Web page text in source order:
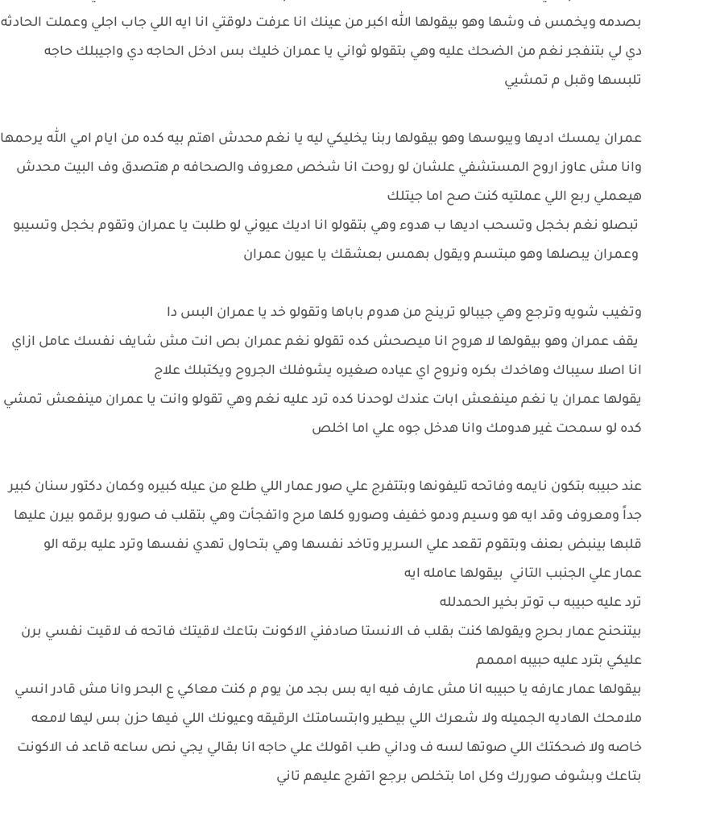
بصدمه ويخمس ف وشها وهو بيقولها الله اكبر من عينك انا عرفت دلوقتي انا ايه اللي جاب اجلي وعملت الحادثه
دي لي بتنفجر نغم من الضحك عليه وهي بتقولو ثواني يا عمران خليك بس ادخل الحاجه دي واجيبلك حاجه
تلبسها وقبل م تمشيي
عمران يمسك اديها ويبوسها وهو بيقولها ربنا يخليكي ليه يا نغم محدش اهتم بيه كده من ايام امي الله يرحمها
وانا مش عاوز اروح المستشفي علشان لو روحت انا شخص معروف والصحافه م هتصدق وف البيت محدش
هيعملي ربع اللي عملتيه كنت صح اما جيتلك
تبصلو نغم بخجل وتسحب اديها ب هدوء وهي بتقولو انا اديك عيوني لو طلبت يا عمران وتقوم بخجل وتسيبو
وعمران يبصلها وهو مبتسم ويقول بهمس بعشقك يا عيون عمران
وتغيب شويه وترجع وهي جيبالو ترينج من هدوم باباها وتقولو خد يا عمران البس دا
يقف عمران وهو بيقولها لا هروح انا ميصحش كده تقولو نغم عمران بص انت مش شايف نفسك عامل ازاي
انا اصلا سيباك وهاخدك بكره ونروح اي عياده صغيره يشوفلك الجروح ويكتبلك علاج
يقولها عمران يا نغم مينفعش ابات عندك لوحدنا كده ترد عليه نغم وهي تقولو وانت يا عمران مينفعش تمشي
كده لو سمحت غير هدومك وانا هدخل جوه علي اما اخلص
عند حبيبه بتكون نايمه وفاتحه تليفونها وبتتفرج علي صور عمار اللي طلع من عيله كبيره وكمان دكتور سنان كبير
جداً ومعروف وقد ايه هو وسيم ودمو خفيف وصورو كلها مرح واتفجأت وهي بتقلب ف صورو برقمو بيرن عليها
قلبها بينبض بعنف وبتقوم تقعد علي السرير وتاخد نفسها وهي بتحاول تهدي نفسها وترد عليه برقه الو
عمار علي الجنبب التاني بيقولها عامله ايه
ترد عليه حبيبه ب توتر بخير الحمدلله
بيتنحنح عمار بحرج ويقولها كنت بقلب ف الانستا صادفني الاكونت بتاعك لاقيتك فاتحه ف لاقيت نفسي برن
عليكي بترد عليه حبيبه امممم
بيقولها عمار عارفه يا حبيبه انا مش عارف فيه ايه بس بجد من يوم م كنت معاكي ع البحر وانا مش قادر انسي
ملامحك الهاديه الجميله ولا شعرك اللي بيطير وابتسامتك الرقيقه وعيونك اللي فيها حزن بس ليها لامعه
خاصه ولا ضحكتك اللي صوتها لسه ف وداني طب اقولك علي حاجه انا بقالي يجي نص ساعه قاعد ف الاكونت
بتاعك وبشوف صوررك وكل اما بتخلص برجع اتفرج عليهم تاني